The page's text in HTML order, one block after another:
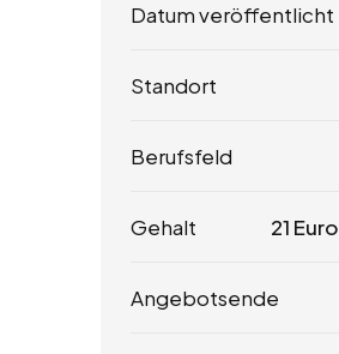
Datum veröffentlicht
Standort
Berufsfeld
Gehalt 21 Euro
Angebotsende